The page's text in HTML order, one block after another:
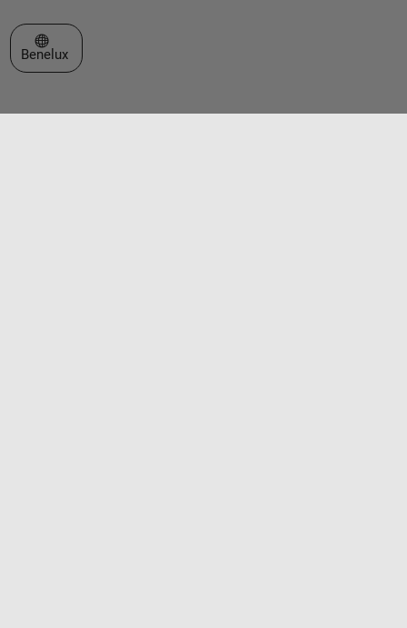
Select a Web Site
Benelux